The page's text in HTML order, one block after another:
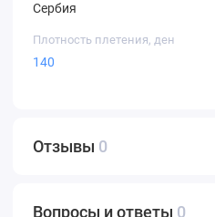
Сербия
Плотность плетения, ден
140
Отзывы 0
Вопросы и ответы 0